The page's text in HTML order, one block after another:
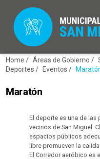
Home / Áreas de Gobierno /
Deportes /
Eventos /
Maratón
El deporte es una de
vecinos de San Miguel.
espacios públicos
libre promueven la
El Corredor aeróbico es